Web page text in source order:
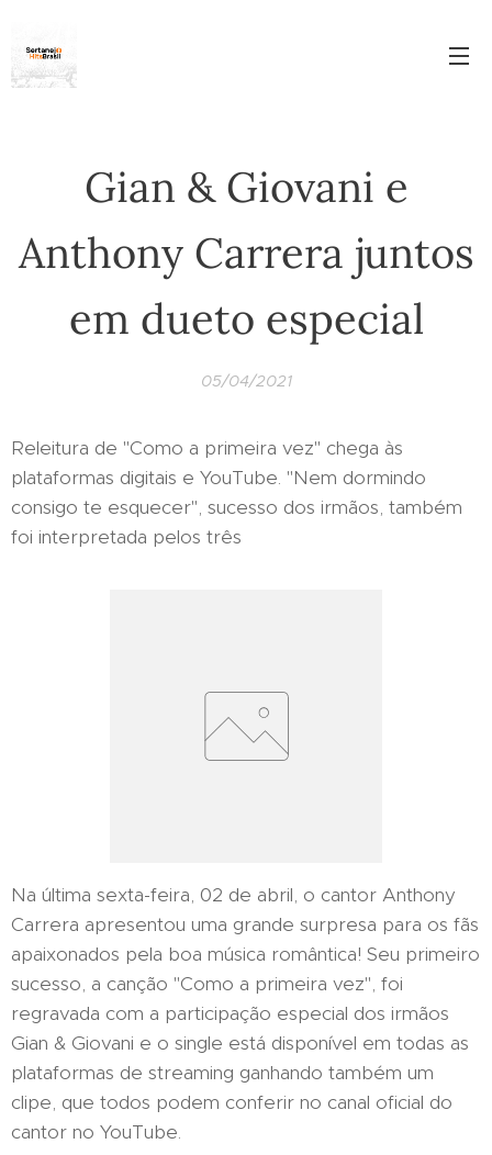
Gian & Giovani e
Anthony Carrera juntos
em dueto especial
05/04/2021
Releitura de "Como a primeira vez" chega às
plataformas digitais e YouTube. "Nem dormindo
consigo te esquecer", sucesso dos irmãos, também
foi interpretada pelos três
Na última sexta-feira, 02 de abril, o cantor Anthony
Carrera apresentou uma grande surpresa para os fãs
apaixonados pela boa música romântica! Seu primeiro
sucesso, a canção "Como a primeira vez", foi
regravada com a participação especial dos irmãos
Gian & Giovani e o single está disponível em todas as
plataformas de streaming ganhando também um
clipe, que todos podem conferir no canal oficial do
cantor no YouTube.